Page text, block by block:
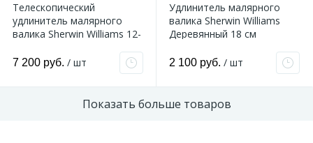
Телескопический
удлинитель малярного
валика Sherwin Williams 12-
7 200 руб. / шт
Удлинитель малярного
валика Sherwin Williams
Деревянный 18 см
2 100 руб. / шт
Показать больше товаров